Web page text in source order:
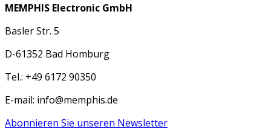
MEMPHIS Electronic GmbH
Basler Str. 5
D-61352 Bad Homburg
Tel.: +49 6172 90350
E-mail: info@memphis.de
Abonnieren Sie unseren Newsletter